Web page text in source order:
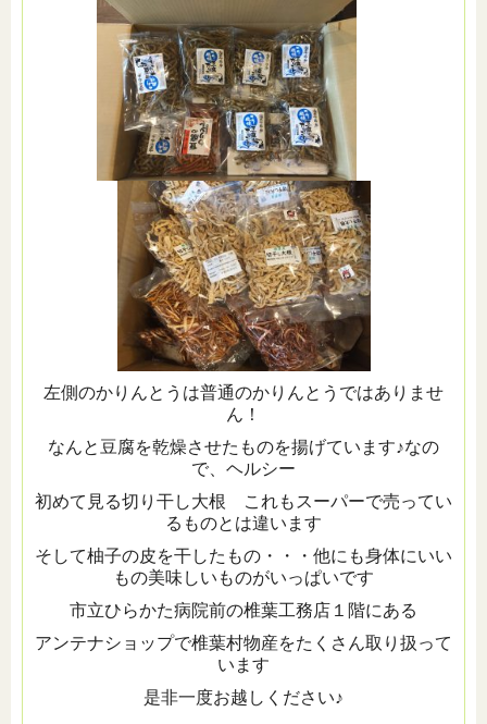
左側のかりんとうは普通のかりんとうではありませ
ん！
なんと豆腐を乾燥させたものを揚げています♪なの
で、ヘルシー
初めて見る切り干し大根 これもスーパーで売ってい
るものとは違います
そして柚子の皮を干したもの・・・他にも身体にいい
もの美味しいものがいっぱいです
市立ひらかた病院前の椎葉工務店１階にある
アンテナショップで椎葉村物産をたくさん取り扱って
います
是非一度お越しください♪